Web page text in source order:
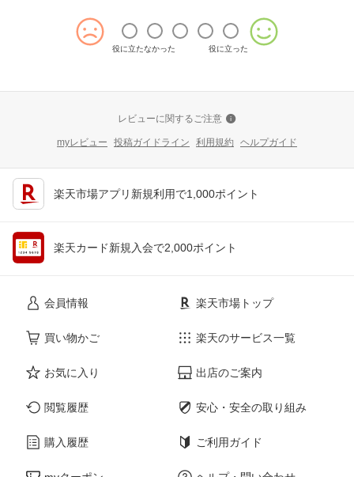
役に立たなかった 役に立った
レビューに関するご注意
myレビュー 投稿ガイドライン 利用規約 ヘルプガイド
楽天市場アプリ新規利用で1,000ポイント
楽天カード新規入会で2,000ポイント
会員情報
買い物かご
お気に入り
閲覧履歴
購入履歴
楽天市場トップ
楽天のサービス一覧
出店のご案内
安心・安全の取り組み
ご利用ガイド